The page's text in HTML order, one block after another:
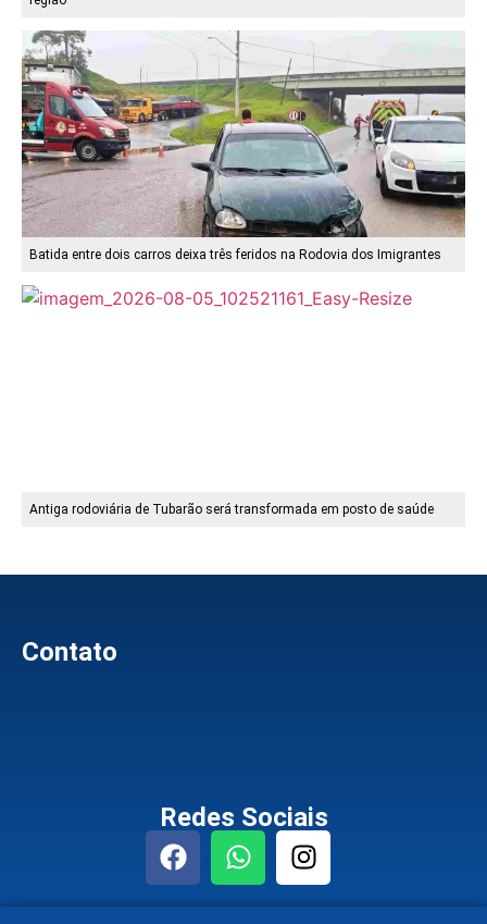
Batida entre dois carros deixa três feridos na Rodovia dos Imigrantes
Antiga rodoviária de Tubarão será transformada em posto de saúde
Contato
Redes Sociais